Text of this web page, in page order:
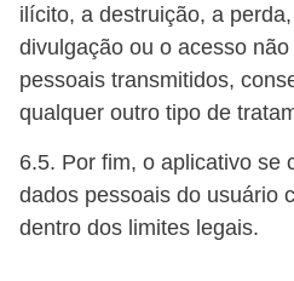
ilícito, a destruição, a
divulgação ou o acesso
pessoais transmitidos,
qualquer outro tipo de
6.5. Por fim, o aplicativo se
dados pessoais do usuário
dentro dos limites legais.